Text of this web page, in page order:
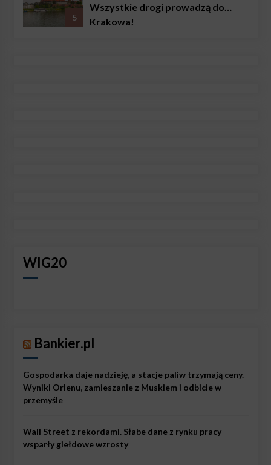
5
Wszystkie drogi prowadzą do…
Krakowa!
WIG20
Bankier.pl
Gospodarka daje nadzieję, a stacje paliw trzymają ceny.
Wyniki Orlenu, zamieszanie z Muskiem i odbicie w
przemyśle
Wall Street z rekordami. Słabe dane z rynku pracy
wsparły giełdowe wzrosty